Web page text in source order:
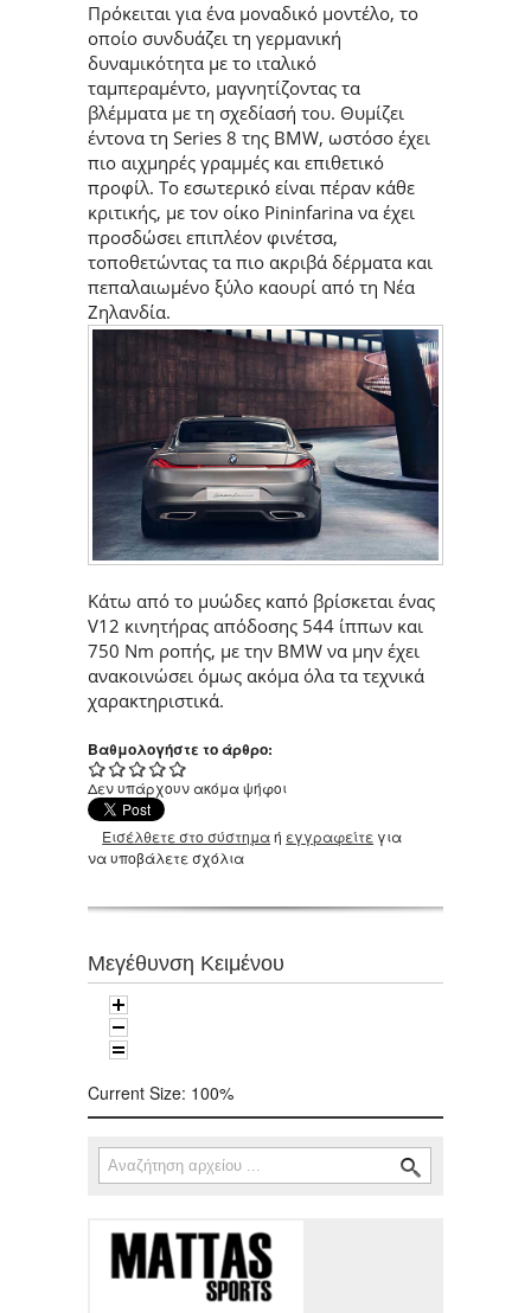
Πρόκειται για ένα μοναδικό μοντέλο, το
οποίο συνδυάζει τη γερμανική
δυναμικότητα με το ιταλικό
ταμπεραμέντο, μαγνητίζοντας τα
βλέμματα με τη σχεδίασή του. Θυμίζει
έντονα τη Series 8 της BMW, ωστόσο έχει
πιο αιχμηρές γραμμές και επιθετικό
προφίλ. Το εσωτερικό είναι πέραν κάθε
κριτικής, με τον οίκο Pininfarina να έχει
προσδώσει επιπλέον φινέτσα,
τοποθετώντας τα πιο ακριβά δέρματα και
πεπαλαιωμένο ξύλο καουρί από τη Νέα
Ζηλανδία.
Κάτω από το μυώδες καπό βρίσκεται ένας
V12 κινητήρας απόδοσης 544 ίππων και
750 Nm ροπής, με την BMW να μην έχει
ανακοινώσει όμως ακόμα όλα τα τεχνικά
χαρακτηριστικά.
Βαθμολογήστε το άρθρο:
Δεν υπάρχουν ακόμα ψήφοι
Εισέλθετε στο σύστημαή εγγραφείτε για
να υποβάλετε σχόλια
Μεγέθυνση Κειμένου
Current Size: 100%
Φόρμα αναζήτησης
Αναζήτηση